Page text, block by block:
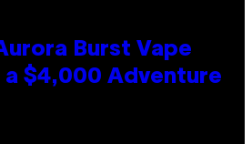
Burst Vape
a $4,000 Adventure